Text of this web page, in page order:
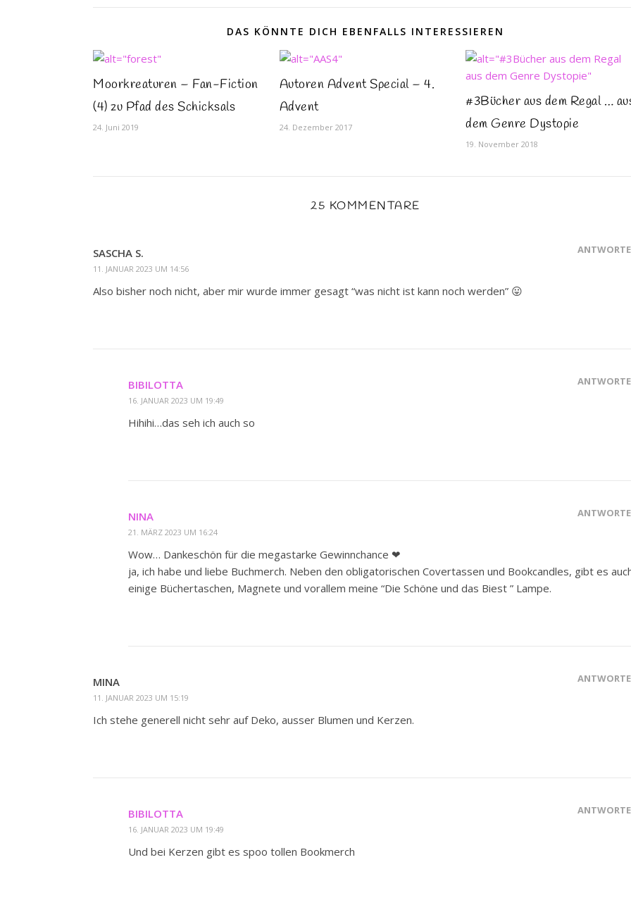
DAS KÖNNTE DICH EBENFALLS INTERESSIEREN
Moorkreaturen – Fan-Fiction
(4) zu Pfad des Schicksals
24. Juni 2019
Autoren Advent Special – 4.
Advent
24. Dezember 2017
#3Bücher aus dem Regal …
dem Genre Dystopie
19. November 2018
25 KOMMENTARE
SASCHA S.
11. JANUAR 2023 UM 14:56
Also bisher noch nicht, aber mir wurde immer gesagt “was nicht ist kann noch werden” 😛
BIBILOTTA
16. JANUAR 2023 UM 19:49
Hihihi…das seh ich auch so
NINA
21. MÄRZ 2023 UM 16:24
Wow… Dankeschön für die megastarke Gewinnchance ❤
ja, ich habe und liebe Buchmerch. Neben den obligatorischen Covertassen und Bookcandles, gibt es
einige Büchertaschen, Magnete und vorallem meine “Die Schöne und das Biest ” Lampe.
MINA
11. JANUAR 2023 UM 15:19
Ich stehe generell nicht sehr auf Deko, ausser Blumen und Kerzen.
BIBILOTTA
16. JANUAR 2023 UM 19:49
Und bei Kerzen gibt es spoo tollen Bookmerch